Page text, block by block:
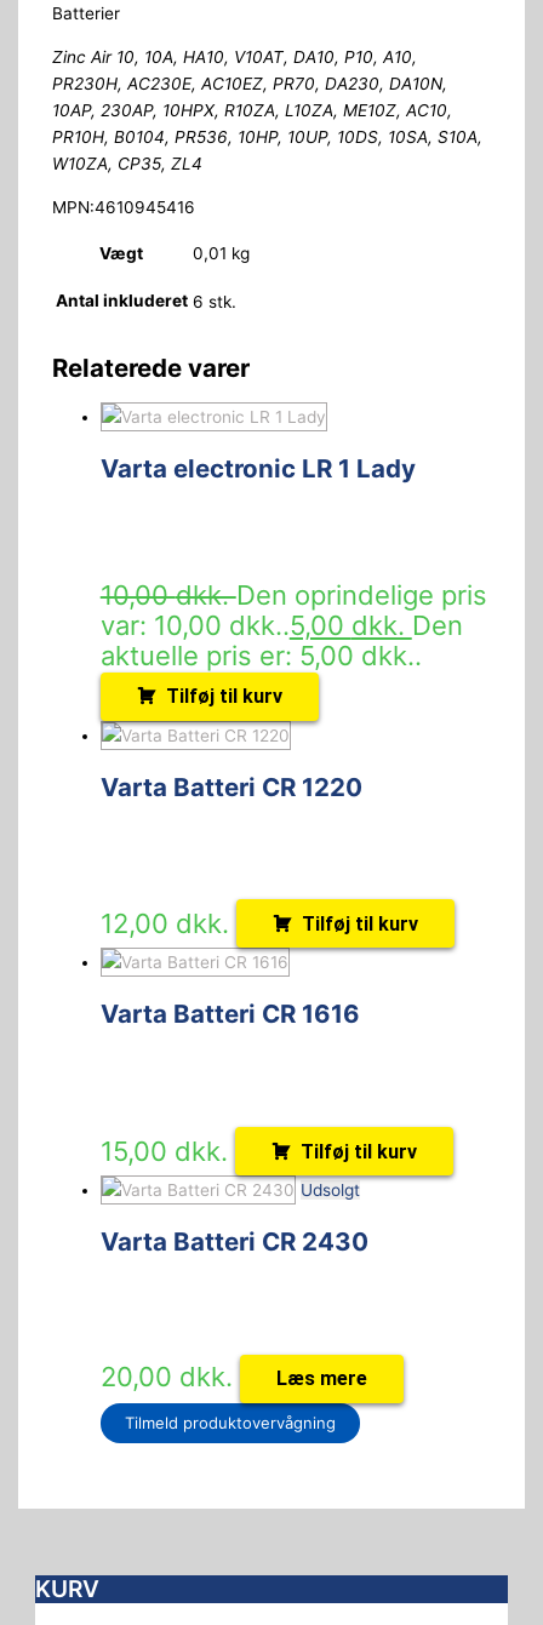
Batterier
Zinc Air 10, 10A, HA10, V10AT, DA10, P10, A10,
PR230H, AC230E, AC10EZ, PR70, DA230, DA10N,
10AP, 230AP, 10HPX, R10ZA, L10ZA, ME10Z, AC10,
PR10H, B0104, PR536, 10HP, 10UP, 10DS, 10SA, S10A,
W10ZA, CP35, ZL4
MPN:4610945416
Vægt 0,01 kg
Antal inkluderet 6 stk.
Relaterede varer
Varta electronic LR 1 Lady
10,00dkk.Den oprindelige pris
var: 10,00 dkk..5,00 dkk. Den
aktuelle pris er: 5,00 dkk..
Tilføj til kurv
Varta Batteri CR 1220
12,00 dkk. Tilføj til kurv
Varta Batteri CR 1616
15,00 dkk. Tilføj til kurv
Udsolgt
Varta Batteri CR 2430
20,00 dkk. Læs mere
Tilmeld produktovervågning
KURV